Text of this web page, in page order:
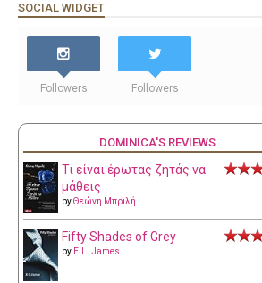
SOCIAL WIDGET
Followers Followers
DOMINICA'S REVIEWS
Τι είναι έρωτας ζητάς να
μάθεις
byΘεώνη Μπριλή
Fifty Shades of Grey
by E.L. James